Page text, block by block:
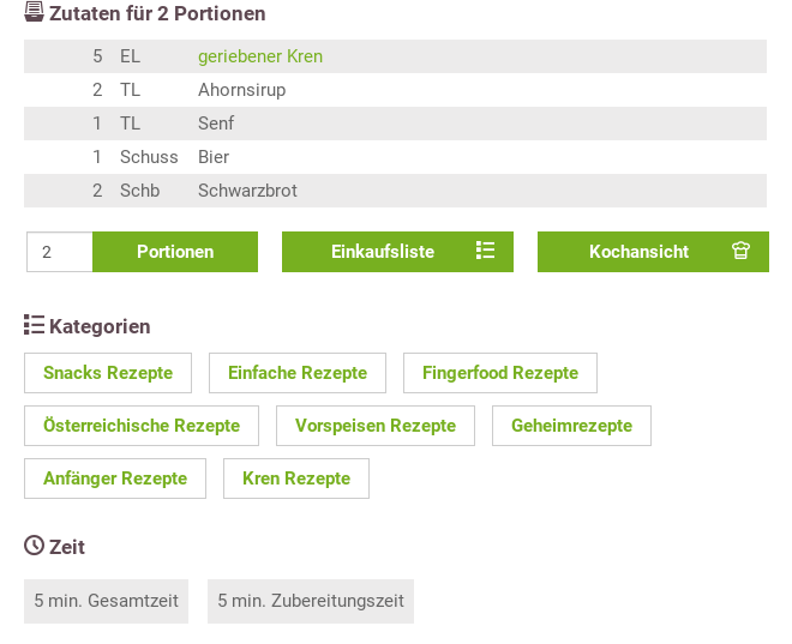
Zutaten für 2 Portionen
5 EL
geriebener Kren
2
TL
Ahornsirup
1
TL
Senf
1
Schuss
Bier
2
Schb Schwarzbrot
Portionen Einkaufsliste Kochansicht
Kategorien
Snacks Rezepte Einfache Rezepte Fingerfood Rezepte
Österreichische Rezepte Vorspeisen Rezepte Geheimrezepte
Anfänger Rezepte Kren Rezepte
Zeit
5 min. Gesamtzeit 5 min. Zubereitungszeit